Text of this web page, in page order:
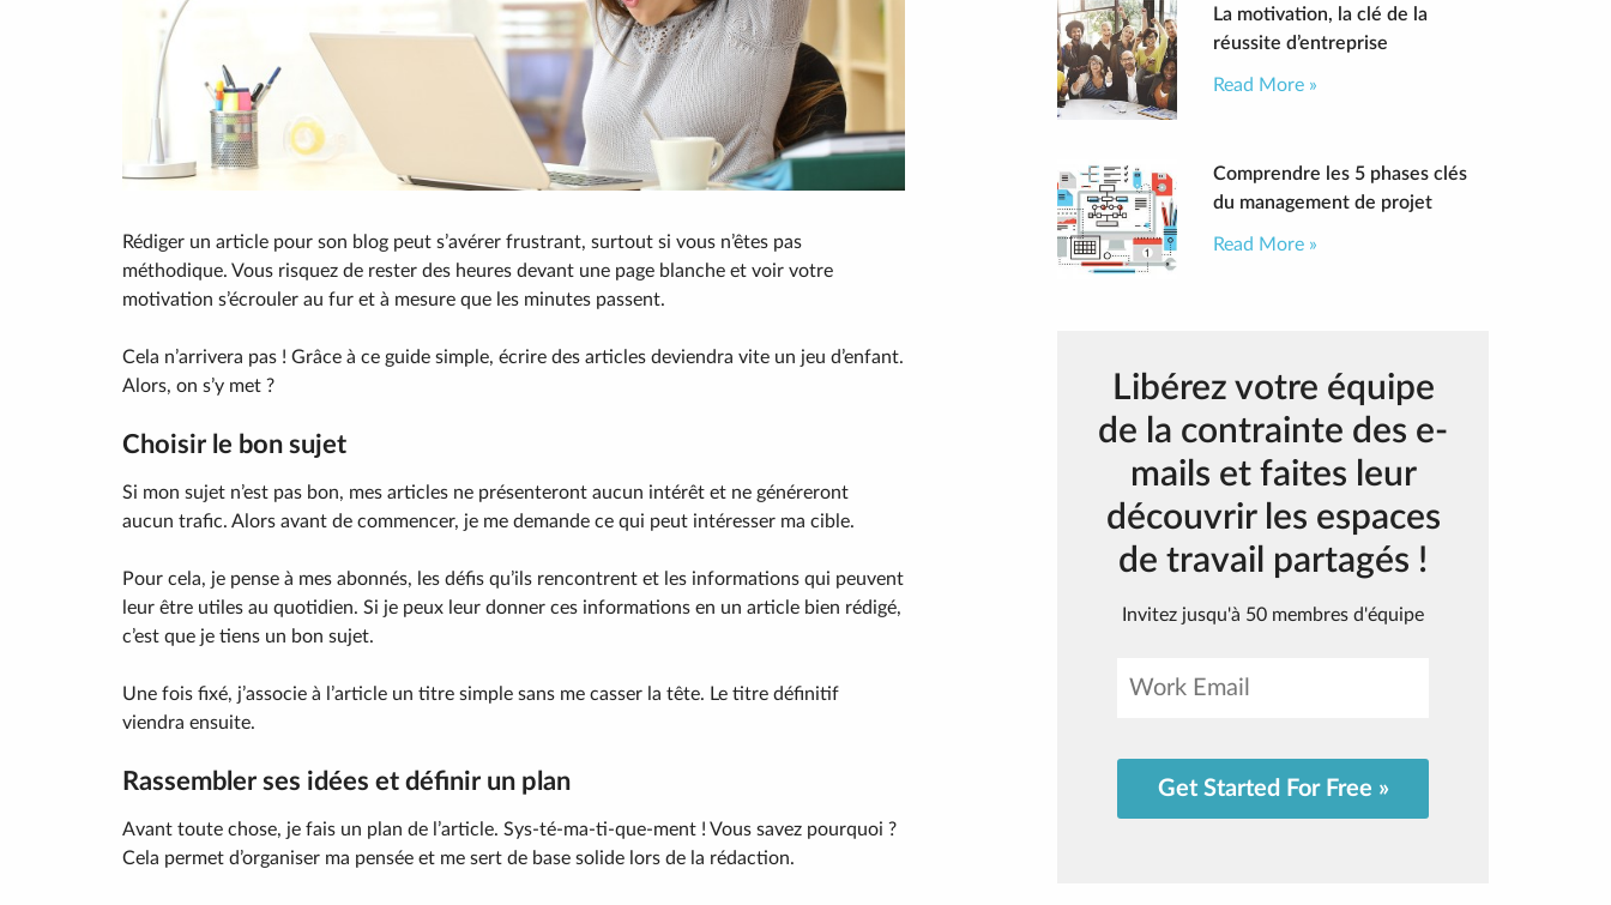
Rédiger un article pour son blog peut s’avérer frustrant, surtout si vous n’êtes pas
méthodique. Vous risquez de rester des heures devant une page blanche et voir votre
motivation s’écrouler au fur et à mesure que les minutes passent.
Cela n’arrivera pas ! Grâce à ce guide simple, écrire des articles deviendra vite un jeu d’enfant.
Alors, on s’y met ?
Choisir le bon sujet
Si mon sujet n’est pas bon, mes articles ne présenteront aucun intérêt et ne généreront
aucun trafic. Alors avant de commencer, je me demande ce qui peut intéresser ma cible.
Pour cela, je pense à mes abonnés, les défis qu’ils rencontrent et les informations qui peuvent
leur être utiles au quotidien. Si je peux leur donner ces informations en un article bien rédigé,
c’est que je tiens un bon sujet.
Une fois fixé, j’associe à l’article un titre simple sans me casser la tête. Le titre définitif
viendra ensuite.
Rassembler ses idées et définir un plan
Avant toute chose, je fais un plan de l’article. Sys-té-ma-ti-que-ment ! Vous savez pourquoi ?
Cela permet d’organiser ma pensée et me sert de base solide lors de la rédaction.
La motivation, la clé de la
réussite d’entreprise
Read More »
Comprendre les 5 phases clés
du management de projet
Read More »
Libérez votre équipe
de la contrainte des e-
mails et faites leur
découvrir les espaces
de travail partagés !
Invitez jusqu'à 50 membres d'équipe
Get Started For Free »